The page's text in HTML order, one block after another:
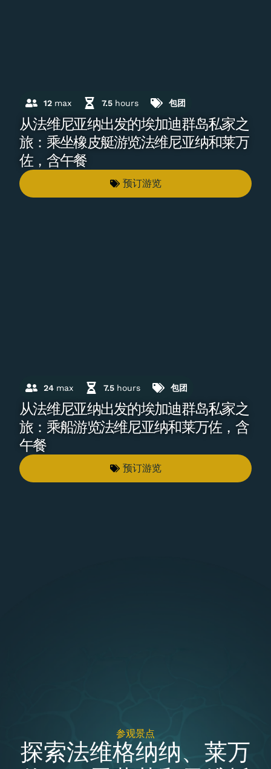
12 max 7.5 hours 包团
从法维尼亚纳出发的埃加迪群岛私家之
旅：乘坐橡皮艇游览法维尼亚纳和莱万
佐，含午餐
预订游览
24 max 7.5 hours 包团
从法维尼亚纳出发的埃加迪群岛私家之
旅：乘船游览法维尼亚纳和莱万佐，含
午餐
预订游览
参观景点
探索法维格纳纳、莱万